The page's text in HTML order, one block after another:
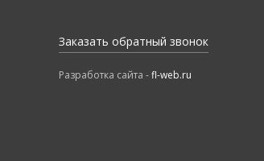
Заказать обратный звонок
Разработка сайта -fl-web.ru